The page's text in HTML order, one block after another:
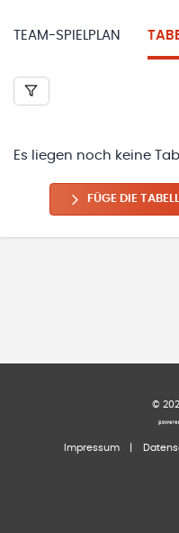
TEAM-SPIELPLAN
Es liegen noch keine
FÜGE DIE
©
Impressum